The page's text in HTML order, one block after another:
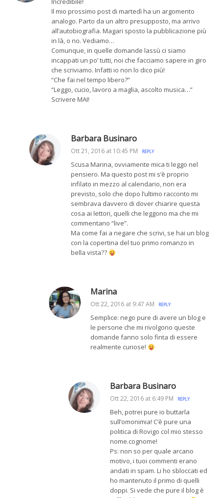
Il mio prossimo post di martedì ha un argomento
analogo. Parto da un altro presupposto, ma arrivo
all’autobiografia. Magari sposto la pubblicazione più
in là, o no. Vediamo…
Comunque, in quelle domande lassù ci siamo
incappati un po’ tutti, noi che facciamo sapere in giro
che scriviamo. Infatti io non lo dico più!
“Che fai nel tempo libero?”
“Leggo, cucio, lavoro a maglia, ascolto musica…”
Scrivere MAI!
Barbara Businaro
Ott 21, 2016 at 10:45 PM REPLY
Scusa Marina, ovviamente mica ti leggo nel
pensiero. Ma questo post mi s’è proprio
infilato in mezzo al calendario, non era
previsto, solo che dopo l’ultimo racconto mi
sembrava davvero di dover chiarire questa
cosa ai lettori, quelli che leggono ma che mi
commentano “live”.
Ma come fai a negare che scrivi, se hai un blog
con la copertina del tuo primo romanzo in
bella vista??
Marina
Ott 22, 2016 at 9:47 AM REPLY
Semplice: nego pure di avere un blog e
le persone che mi rivolgono queste
domande fanno solo finta di essere
realmente curiose!
Barbara Businaro
Ott 22, 2016 at 6:49 PM REPLY
Beh, potrei pure io buttarla
sull’omonimia! C’è pure una
politica di Rovigo col mio stesso
nome.cognome!
Ps: non so per quale arcano
motivo, i tuoi commenti erano
andati in spam. Li ho sbloccati ed
ho mantenuto il primo di quelli
doppi. Si vede che pure il blog è